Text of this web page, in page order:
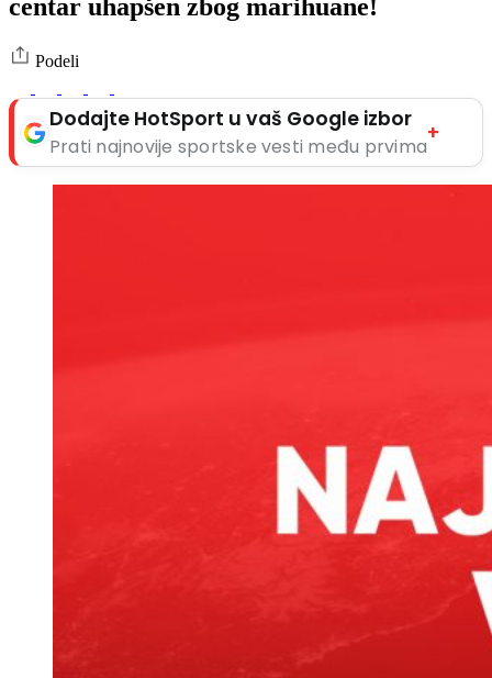
centar uhapšen zbog marihuane!
Podeli
Dodajte HotSport u vaš Google izbor
Prati najnovije sportske vesti među prvima
+